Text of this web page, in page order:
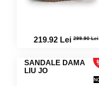
219.92 Lei 299.90 Lei
SANDALE DAMA
LIU JO